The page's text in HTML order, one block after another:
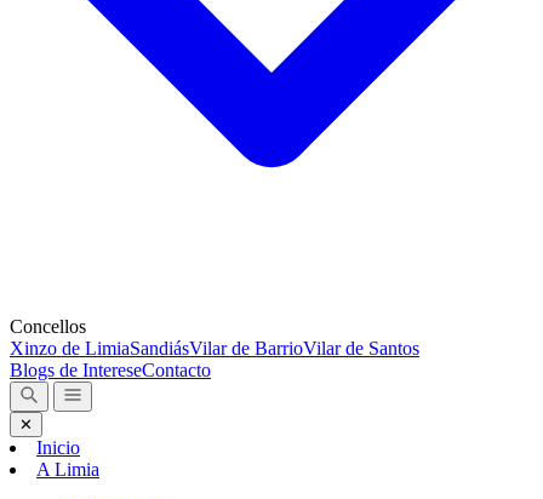
Concellos
Xinzo de LimiaSandiásVilar de BarrioVilar de Santos
Blogs de IntereseContacto
✕
Inicio
A Limia